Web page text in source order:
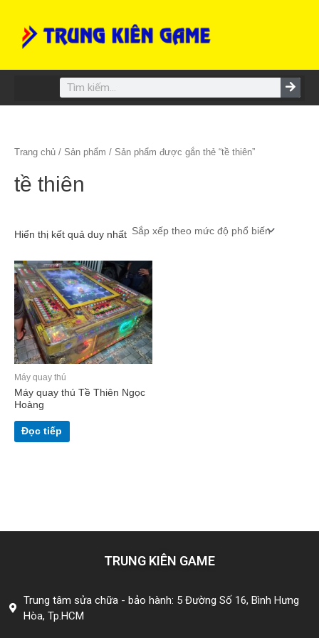
content
Search
Trang chủ / Sản phẩm / Sản phẩm được gắn thẻ “tề thiên”
tề thiên
Hiển thị kết quả duy nhất
Máy quay thú
Máy quay thú Tề Thiên Ngọc
Hoàng
Đọc tiếp
TRUNG KIÊN GAME
Trung tâm sửa chữa - bảo hành: 5 Đường Số 16, Bình Hưng
Hòa, Tp.HCM